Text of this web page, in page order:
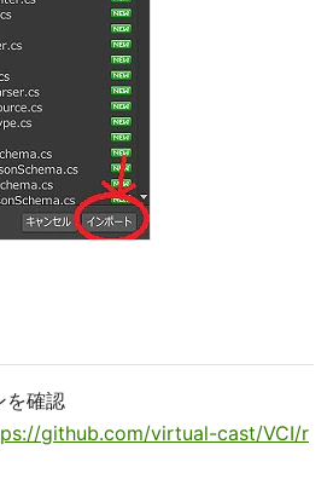
を確認
github.com/virtual-cast/VCI/r